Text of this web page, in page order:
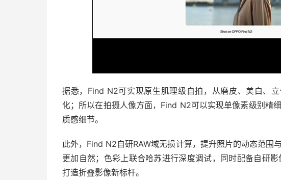
据悉，Find N2可实现原生肌理级自拍，从磨皮、美白、
化；所以在拍摄人像方面，Find N2可以实现单像素级别精
质感细节。
此外，Find N2自研RAW域无损计算，提升照片的动态范围
更加自然；色彩上联合哈苏进行深度调试，同时配备自研
打造折叠影像新标杆。